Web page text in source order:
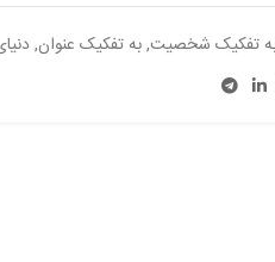
تفکیک شخصیت,به تفکیک عنوان,